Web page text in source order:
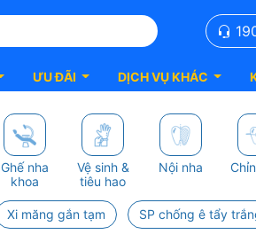
ƯU ĐÃI DỊCH VỤ KHÁC
Ghế nha
khoa
Vệ sinh &
tiêu hao
Nội nha
Xi măng gắn tạm SP chống ê tẩy